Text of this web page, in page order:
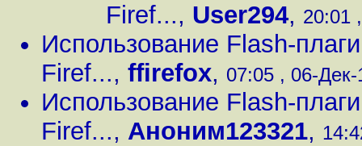
Firef..., User294, 20:01
Использование Flash-
Firef..., ffirefox, 07:05 , 06-Дек-
Использование Flash-
Firef..., Аноним123321,